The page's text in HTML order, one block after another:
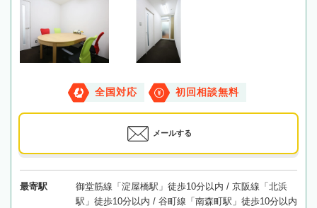
全国対応 初回相談無料
メールする
最寄駅
御堂筋線「淀屋橋駅」徒歩10分以内 / 京阪線「北浜
駅」徒歩10分以内 / 谷町線「南森町駅」徒歩10分以内